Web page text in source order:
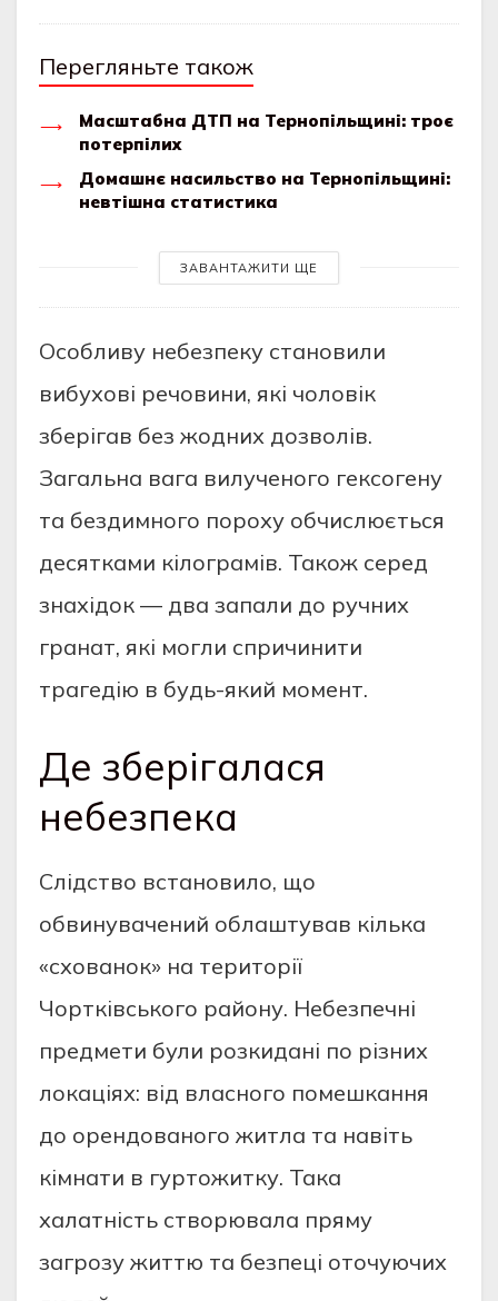
Перегляньте також
Масштабна ДТП на Тернопільщині: троє
потерпілих
Домашнє насильство на Тернопільщині:
невтішна статистика
ЗАВАНТАЖИТИ ЩЕ
Особливу небезпеку становили
вибухові речовини, які чоловік
зберігав без жодних дозволів.
Загальна вага вилученого гексогену
та бездимного пороху обчислюється
десятками кілограмів. Також серед
знахідок — два запали до ручних
гранат, які могли спричинити
трагедію в будь-який момент.
Де зберігалася
небезпека
Слідство встановило, що
обвинувачений облаштував кілька
«схованок» на території
Чортківського району. Небезпечні
предмети були розкидані по різних
локаціях: від власного помешкання
до орендованого житла та навіть
кімнати в гуртожитку. Така
халатність створювала пряму
загрозу життю та безпеці оточуючих